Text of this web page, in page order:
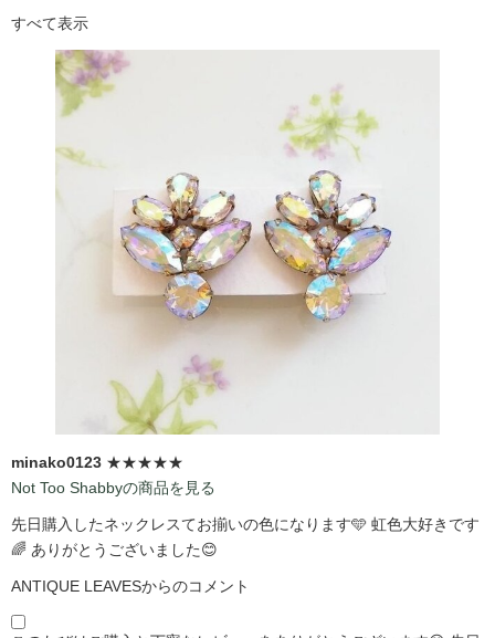
すべて表示
minako0123 ★★★★★
Not Too Shabbyの商品を見る
先日購入したネックレスてお揃いの色になります🩵 虹色大好きです
🌈 ありがとうございました😊
ANTIQUE LEAVESからのコメント